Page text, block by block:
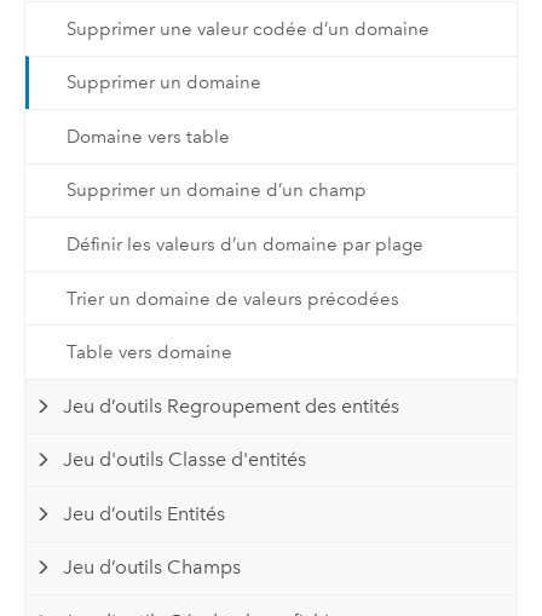
Supprimer une valeur codée d’un domaine
Supprimer un domaine
Domaine vers table
Supprimer un domaine d’un champ
Définir les valeurs d’un domaine par plage
Trier un domaine de valeurs précodées
Table vers domaine
Jeu d’outils Regroupement des entités
Jeu d'outils Classe d'entités
Jeu d’outils Entités
Jeu d’outils Champs